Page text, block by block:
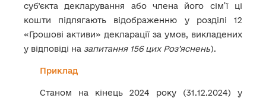
суб’єкта декларування або члена його сім’ї ці
кошти підлягають відображенню у розділі 12
«Грошові активи» декларації за умов, викладених
у відповіді на запитання 156 цих Роз’яснень).
Приклад
Станом на кінець 2024 року (31.12.2024) у